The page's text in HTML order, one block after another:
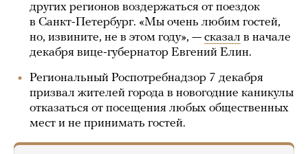
других регионов воздержаться от поездок
в Санкт-Петербург. «Мы очень любим гостей,
но, извините, не в этом году», — сказал в начале
декабря вице-губернатор Евгений Елин.
Региональный Роспотребнадзор 7 декабря
призвал жителей города в новогодние каникулы
отказаться от посещения любых общественных
мест и не принимать гостей.